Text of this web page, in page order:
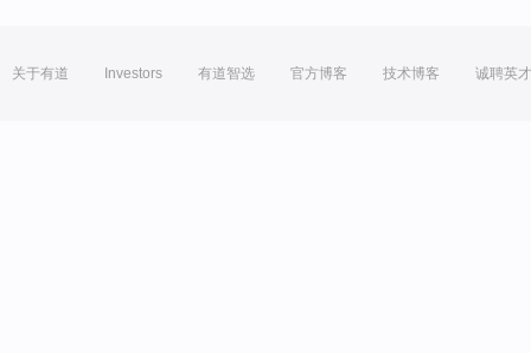
关于有道 Investors 有道智选 官方博客 技术博客 诚聘英才